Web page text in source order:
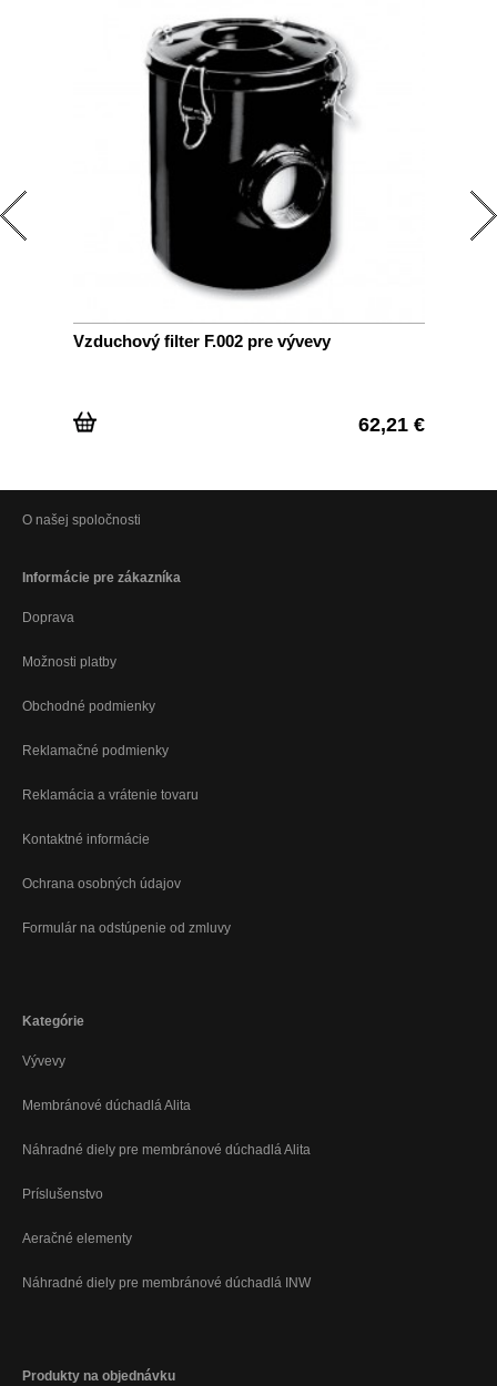
Vzduchový filter F.002 pre vývevy
62,21 €
O našej spoločnosti
Informácie pre zákazníka
Doprava
Možnosti platby
Obchodné podmienky
Reklamačné podmienky
Reklamácia a vrátenie tovaru
Kontaktné informácie
Ochrana osobných údajov
Formulár na odstúpenie od zmluvy
Kategórie
Vývevy
Membránové dúchadlá Alita
Náhradné diely pre membránové dúchadlá Alita
Príslušenstvo
Aeračné elementy
Náhradné diely pre membránové dúchadlá INW
Produkty na objednávku